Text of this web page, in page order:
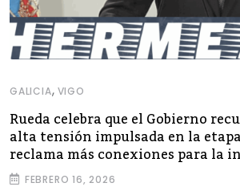
GALICIA, VIGO
Rueda celebra que el Gobierno
alta tensión impulsada en la
reclama más conexiones para la
FEBRERO 16, 2026